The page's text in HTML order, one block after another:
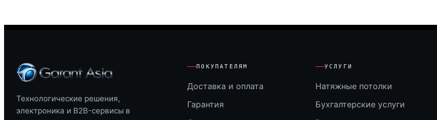
Технологические решения,
электроника и B2B-сервисы в
ПОКУПАТЕЛЯМ
Доставка и оплата
Гарантия
УСЛУГИ
Натяжные потолки
Бухгалтерские услуги